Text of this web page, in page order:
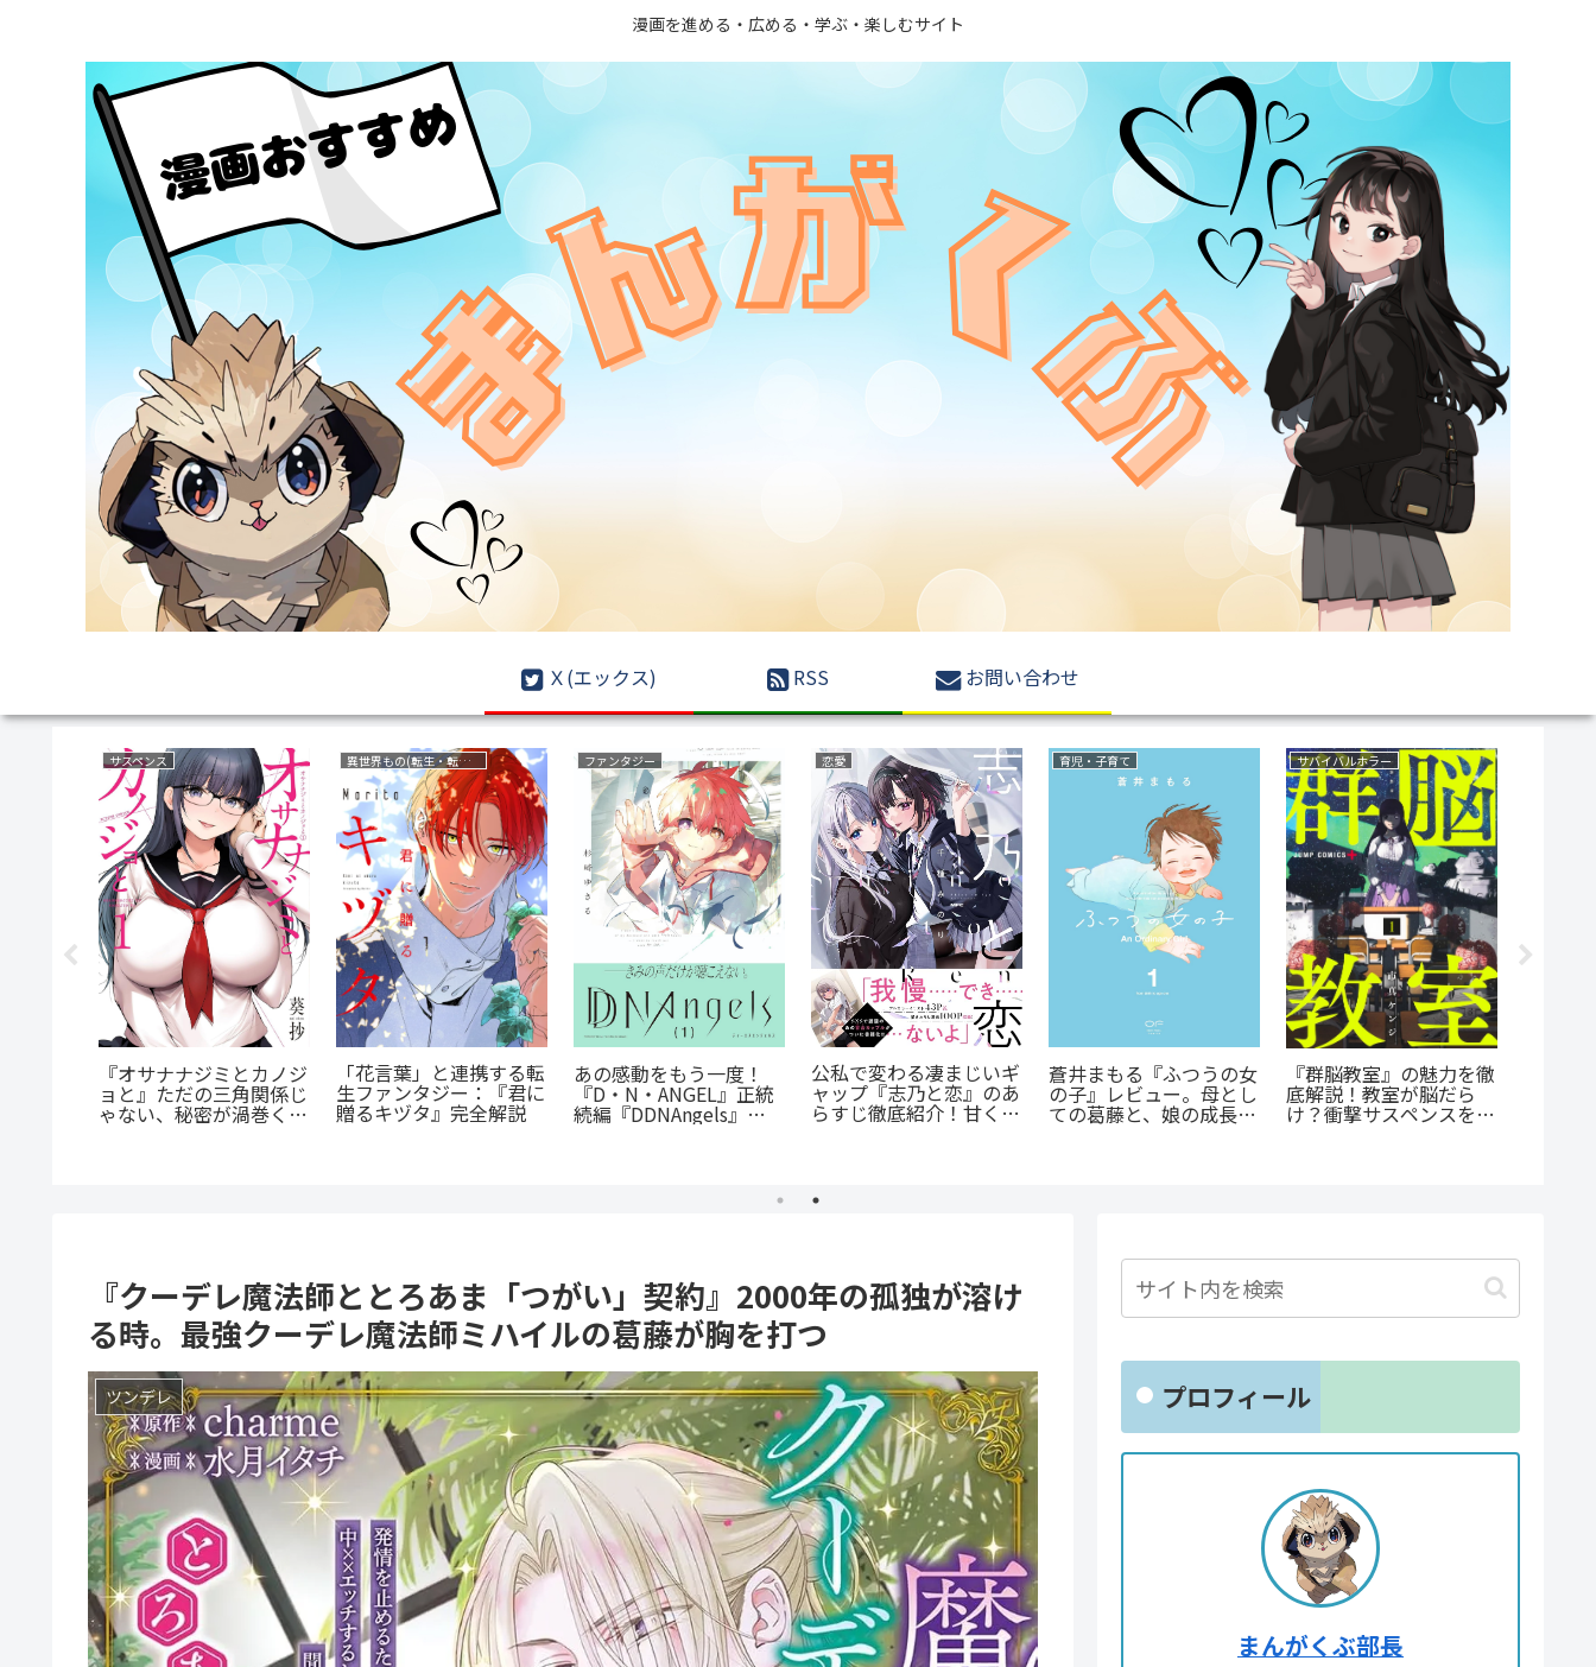
漫画を進める・広める・学ぶ・楽しむサイト
Ｘ(エックス) RSS お問い合わせ
復讐
『罰』全てを失った男の
怒りが爆発する。ノンス
トップ・バイオレンスア
クションを徹底紹介
ミステリー
『幼児A』5歳の殺人
犯、その瞳の奥に潜む闇
とは？ 衝撃作を徹底解
剖
ファンタジー
『捕虜英雄』完全解説！
最底辺から駆け上がる至
高のカタルシス
ボーイズラブ(BL)
『たまらないのは恋なの
か』徹底解説：王道の
復讐
《65歳の老人が超人
に！？》『山岳超人マツ
オカ』のあらすじ紹介：
戦慄と謎に満ちた山岳殺
野球
『斜陽に恋う』憧れの先
輩が恋したのは「弟の彼
氏」だった…？切なすぎ
『クーデレ魔法師ととろあま「つがい」契約』2000年の孤独が溶け
る時。最強クーデレ魔法師ミハイルの葛藤が胸を打つ
ツンデレ プロフィール
まんがくぶ部長